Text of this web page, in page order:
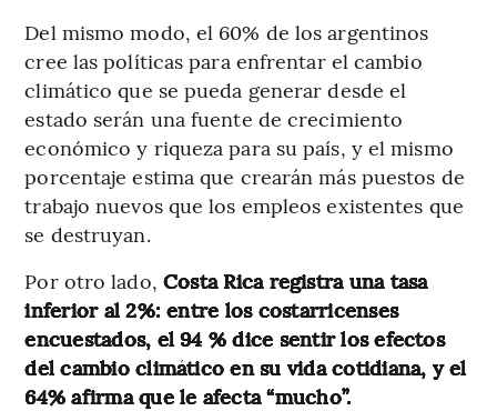
Del mismo modo, el 60% de los argentinos
cree las políticas para enfrentar el cambio
climático que se pueda generar desde el
estado serán una fuente de crecimiento
económico y riqueza para su país, y el mismo
porcentaje estima que crearán más puestos de
trabajo nuevos que los empleos existentes que
se destruyan.
Por otro lado, Costa Rica registra una tasa
inferior al 2%: entre los costarricenses
encuestados, el 94 % dice sentir los efectos
del cambio climático en su vida cotidiana, y el
64% afirma que le afecta “mucho”.